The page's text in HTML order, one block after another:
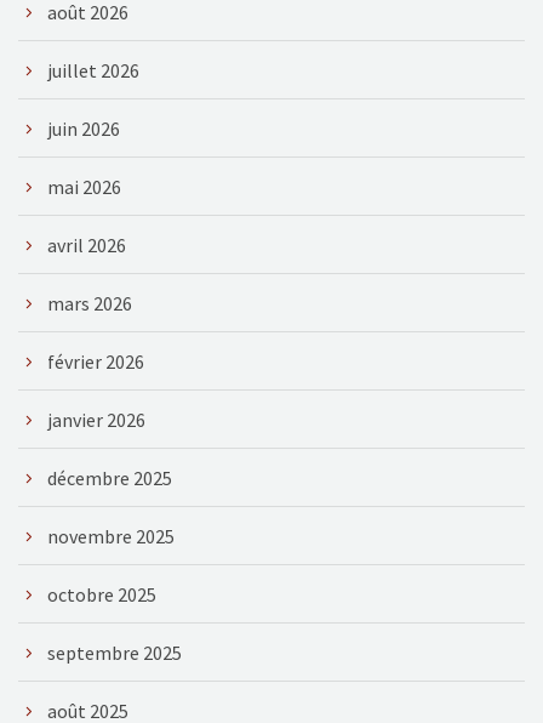
août 2026
juillet 2026
juin 2026
mai 2026
avril 2026
mars 2026
février 2026
janvier 2026
décembre 2025
novembre 2025
octobre 2025
septembre 2025
août 2025